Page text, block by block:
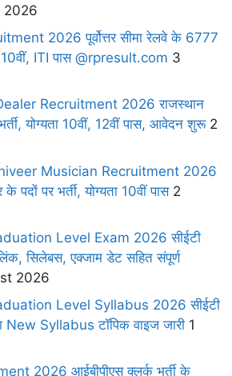
2026 पूर्वोत्तर सीमा रेलवे के 6777
10वीं, ITI पास @rpresult.com 3
Recruitment 2026 राजस्थान
योग्यता 10वीं, 12वीं पास, आवेदन शुरू2
Musician Recruitment 2026
के पदों पर भर्ती, योग्यता 10वीं पास2
Level Exam 2026 सीईटी
सिलेबस, एक्जाम डेट सहित संपूर्ण
2026
Level Syllabus 2026 सीईटी
New Syllabus टॉपिक वाइज जारी 1
2026 आईबीपीएस क्लर्क भर्ती के